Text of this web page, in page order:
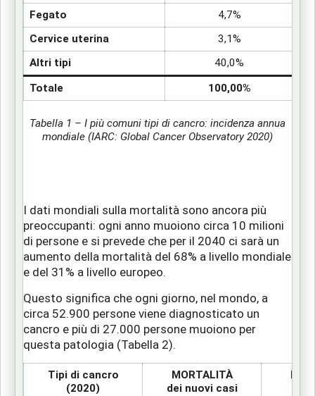
Fegato
4,7%
Cervice uterina
3,1%
Altri tipi
40,0%
Totale
100,00%
Tabella 1 – I più comuni tipi di cancro: incidenza annua
mondiale (IARC: Global Cancer Observatory 2020)
I dati mondiali sulla mortalità sono ancora più
preoccupanti: ogni anno muoiono circa 10 milioni
di persone e si prevede che per il 2040 ci sarà un
aumento della mortalità del 68% a livello mondiale
e del 31% a livello europeo.
Questo significa che ogni giorno, nel mondo, a
circa 52.900 persone viene diagnosticato un
cancro e più di 27.000 persone muoiono per
questa patologia (Tabella 2).
Tipi di cancro
(2020)
MORTALITÀ
dei nuovi casi